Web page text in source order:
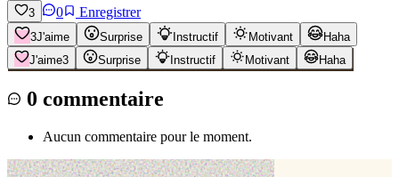
3 0 Enregistrer
3J'aime Surprise Instructif Motivant
Haha
J'aime3 Surprise Instructif Motivant Haha
0 commentaire
Aucun commentaire pour le moment.